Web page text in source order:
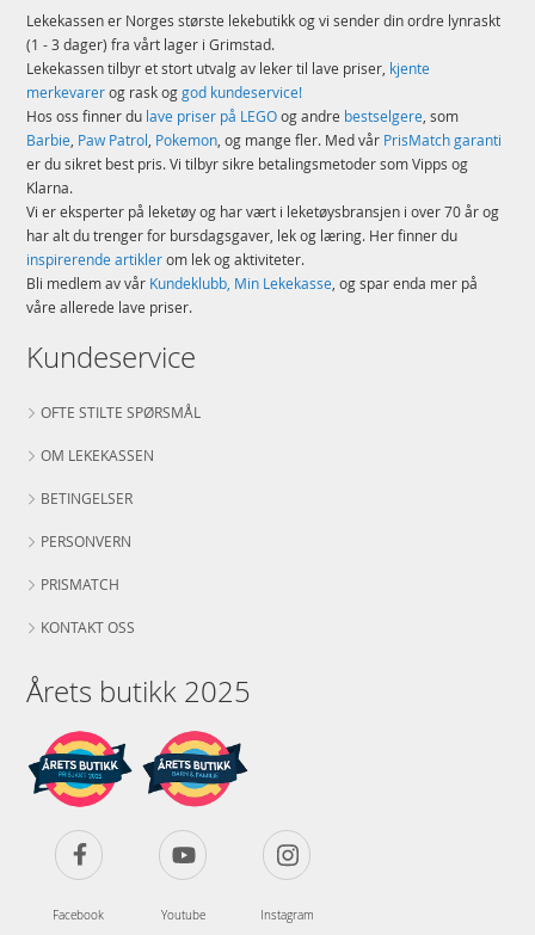
Lekekassen er Norges største lekebutikk og vi sender din ordre lynraskt
(1 - 3 dager) fra vårt lager i Grimstad.
Lekekassen tilbyr et stort utvalg av leker til lave priser, kjente
merkevarerog rask oggod kundeservice!
Hos oss finner du lave priser på LEGOog andre bestselgere, som
Barbie, Paw Patrol, Pokemon, og mange fler. Med vår PrisMatch garanti
er du sikret best pris. Vi tilbyr sikre betalingsmetoder som Vipps og
Klarna.
Vi er eksperter på leketøy og har vært i leketøysbransjen i over 70 år og
har alt du trenger for bursdagsgaver, lek og læring. Her finner du
inspirerende artiklerom lek og aktiviteter.
Bli medlem av vår Kundeklubb, Min Lekekasse, og spar enda mer på
våre allerede lave priser.
Kundeservice
OFTE STILTE SPØRSMÅL
OM LEKEKASSEN
BETINGELSER
PERSONVERN
PRISMATCH
KONTAKT OSS
Årets butikk 2025
Facebook Youtube Instagram